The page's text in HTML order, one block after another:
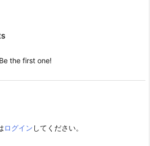
the first one!
ログイン してください。